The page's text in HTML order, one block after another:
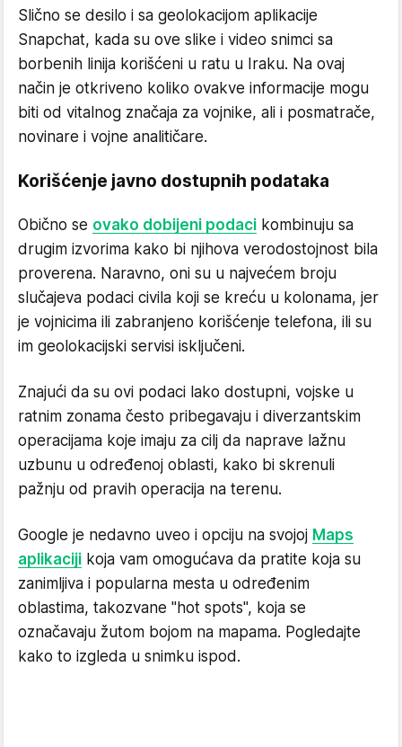
Slično se desilo i sa geolokacijom aplikacije
Snapchat, kada su ove slike i video snimci sa
borbenih linija korišćeni u ratu u Iraku. Na ovaj
način je otkriveno koliko ovakve informacije mogu
biti od vitalnog značaja za vojnike, ali i posmatrače,
novinare i vojne analitičare.
Korišćenje javno dostupnih podataka
Obično se ovako dobijeni podaci kombinuju sa
drugim izvorima kako bi njihova verodostojnost bila
proverena. Naravno, oni su u najvećem broju
slučajeva podaci civila koji se kreću u kolonama, jer
je vojnicima ili zabranjeno korišćenje telefona, ili su
im geolokacijski servisi isključeni.
Znajući da su ovi podaci lako dostupni, vojske u
ratnim zonama često pribegavaju i diverzantskim
operacijama koje imaju za cilj da naprave lažnu
uzbunu u određenoj oblasti, kako bi skrenuli
pažnju od pravih operacija na terenu.
Google je nedavno uveo i opciju na svojoj Maps
aplikaciji koja vam omogućava da pratite koja su
zanimljiva i popularna mesta u određenim
oblastima, takozvane "hot spots", koja se
označavaju žutom bojom na mapama. Pogledajte
kako to izgleda u snimku ispod.